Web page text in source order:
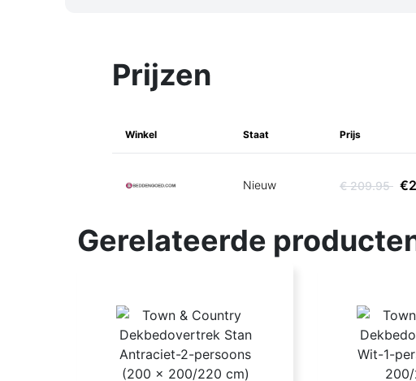
Prijzen
Winkel Staat Prijs
Nieuw € 209.95
Gerelateerde